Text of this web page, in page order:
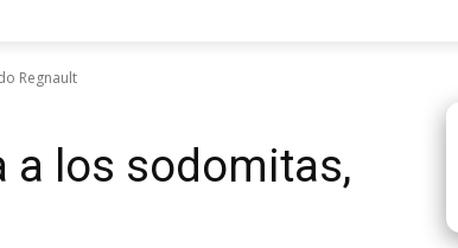
Regnault
a los sodomitas,